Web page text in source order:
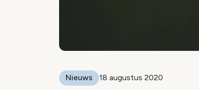
Nieuws 18 augustus 2020